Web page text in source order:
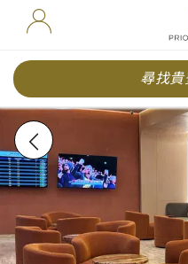
尋找